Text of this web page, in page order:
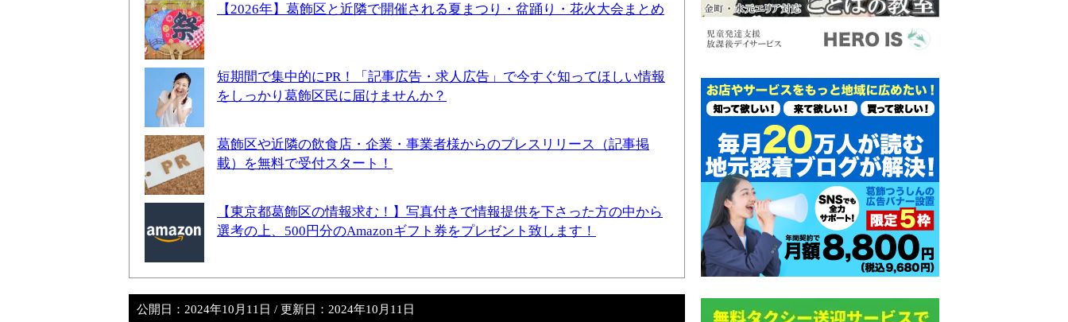
【2026年】葛飾区と近隣で開催される夏まつり・盆踊り・花火大会まとめ
短期間で集中的にPR！「記事広告・求人広告」で今すぐ知ってほしい情報
をしっかり葛飾区民に届けませんか？
葛飾区や近隣の飲食店・企業・事業者様からのプレスリリース（記事掲
載）を無料で受付スタート！
【東京都葛飾区の情報求む！】写真付きで情報提供を下さった方の中から
選考の上、500円分のAmazonギフト券をプレゼント致します！
公開日： 2024年10月11日 / 更新日： 2024年10月11日